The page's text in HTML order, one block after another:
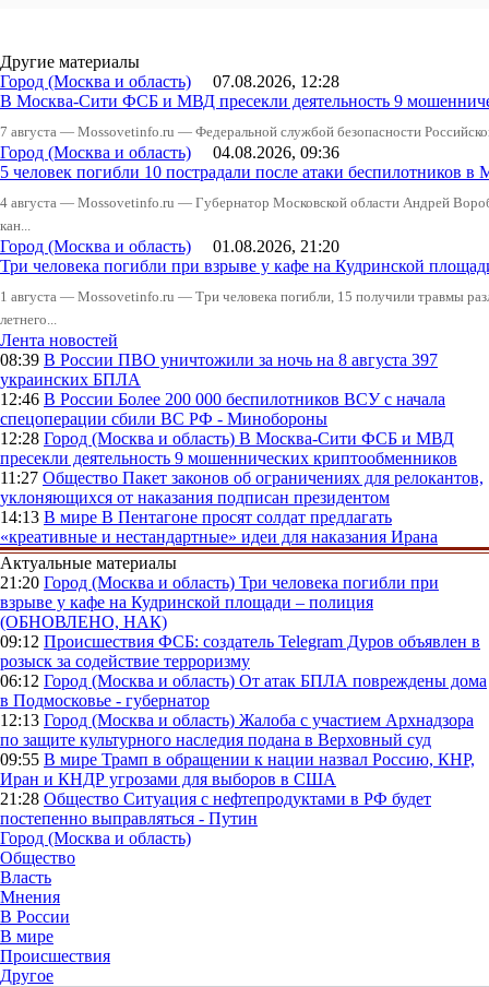
Другие материалы
Город (Москва и область) 07.08.2026, 12:28
В Москва-Сити ФСБ и МВД пресекли деятельность 9
7 августа — Mossovetinfo.ru — Федеральной службой безопасности
Город (Москва и область) 04.08.2026, 09:36
5 человек погибли 10 пострадали после атаки беспилотников в
4 августа — Mossovetinfo.ru — Губернатор Московской области Андрей
кан...
Город (Москва и область) 01.08.2026, 21:20
Три человека погибли при взрыве у кафе на Кудринской
1 августа — Mossovetinfo.ru — Три человека погибли, 15 получили травмы
летнего...
Лента новостей
08:39 В России ПВО уничтожили за ночь на 8 августа 397
украинских БПЛА
12:46 В России Более 200 000 беспилотников ВСУ с начала
спецоперации сбили ВС РФ - Минобороны
12:28 Город (Москва и область) В Москва-Сити ФСБ и МВД
пресекли деятельность 9 мошеннических криптообменников
11:27 Общество Пакет законов об ограничениях для релокантов,
уклоняющихся от наказания подписан президентом
14:13 В мире В Пентагоне просят солдат предлагать
«креативные и нестандартные» идеи для наказания Ирана
Актуальные материалы
21:20 Город (Москва и область) Три человека погибли при
взрыве у кафе на Кудринской площади – полиция
(ОБНОВЛЕНО, НАК)
09:12 Происшествия ФСБ: создатель Telegram Дуров объявлен в
розыск за содействие терроризму
06:12 Город (Москва и область) От атак БПЛА повреждены дома
в Подмосковье - губернатор
12:13 Город (Москва и область) Жалоба с участием Архнадзора
по защите культурного наследия подана в Верховный суд
09:55 В мире Трамп в обращении к нации назвал Россию, КНР,
Иран и КНДР угрозами для выборов в США
21:28 Общество Ситуация с нефтепродуктами в РФ будет
постепенно выправляться - Путин
Город (Москва и область)
Общество
Власть
Мнения
В России
В мире
Происшествия
Другое